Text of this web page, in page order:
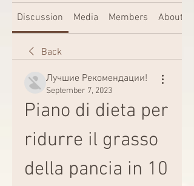
Discussion Media Members About
Back
Лучшие Рекомендации!
September 7, 2023
Piano di dieta per
ridurre il grasso
della pancia in 10